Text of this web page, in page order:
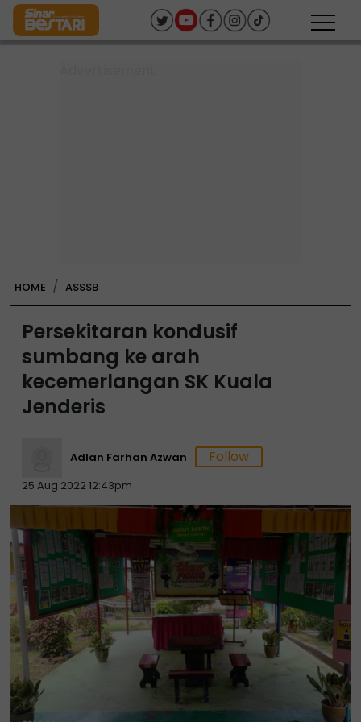
HOME ASSSB
Persekitaran kondusif
sumbang ke arah
kecemerlangan SK Kuala
Jenderis
Adlan Farhan Azwan
25 Aug 2022 12:43pm